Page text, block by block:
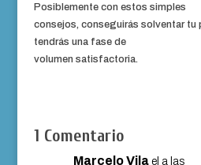
Posiblemente con estos simples
consejos, conseguirás solventar tu
tendrás una fase de
volumen satisfactoria.
1 Comentario
Marcelo Vila el a las